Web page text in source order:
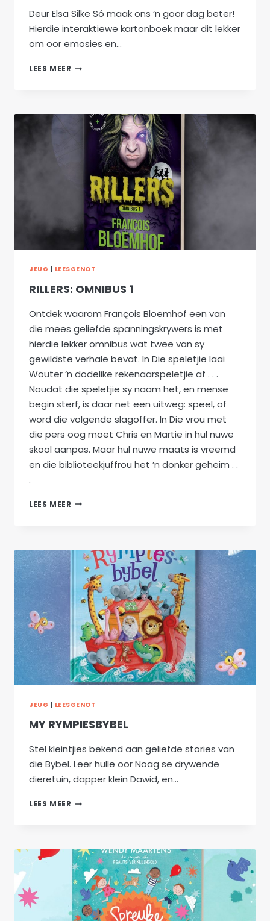
Deur Elsa Silke Só maak ons ‘n goor dag beter!
Hierdie interaktiewe kartonboek maar dit lekker
om oor emosies en…
LEES MEER ROCCO
JEUG | LEESGENOT
RILLERS: OMNIBUS 1
Ontdek waarom François Bloemhof een van
die mees geliefde spanningskrywers is met
hierdie lekker omnibus wat twee van sy
gewildste verhale bevat. In Die speletjie laai
Wouter ‘n dodelike rekenaarspeletjie af . . .
Noudat die speletjie sy naam het, en mense
begin sterf, is daar net een uitweg: speel, of
word die volgende slagoffer. In Die vrou met
die pers oog moet Chris en Martie in hul nuwe
skool aanpas. Maar hul nuwe maats is vreemd
en die biblioteekjuffrou het ’n donker geheim . .
.
LEES MEER RILLERS:
JEUG | LEESGENOT
MY RYMPIESBYBEL
Stel kleintjies bekend aan geliefde stories van
die Bybel. Leer hulle oor Noag se drywende
dieretuin, dapper klein Dawid, en…
LEES MEER MY